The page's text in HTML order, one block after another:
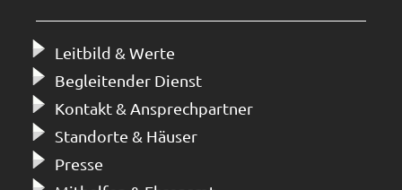
Leitbild & Werte
Begleitender Dienst
Kontakt & Ansprechpartner
Standorte & Häuser
Presse